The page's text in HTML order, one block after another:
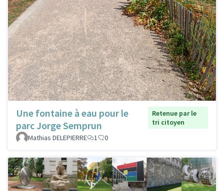
Une fontaine à eau pour le
parc Jorge Semprun
Retenue par le
tri citoyen
Mathias DELEPIERRE
1 0